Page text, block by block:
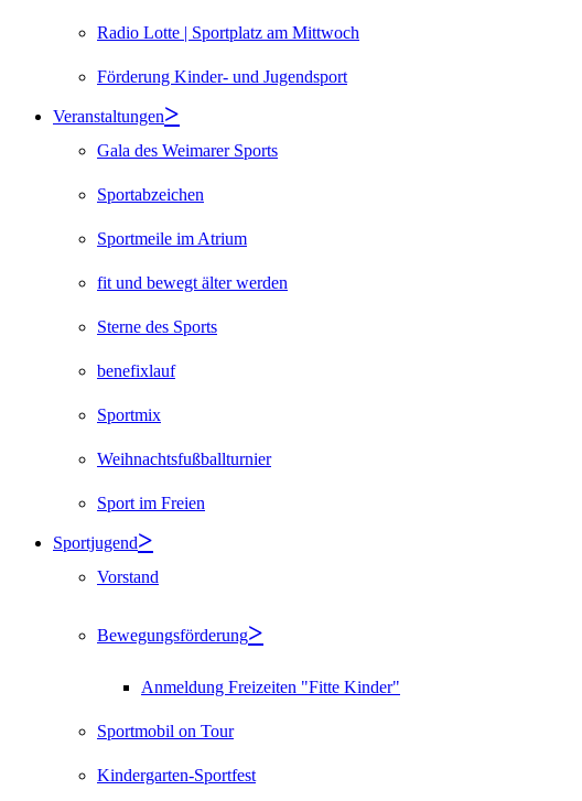
Radio Lotte | Sportplatz am Mittwoch
Förderung Kinder- und Jugendsport
Veranstaltungen
Gala des Weimarer Sports
Sportabzeichen
Sportmeile im Atrium
fit und bewegt älter werden
Sterne des Sports
benefixlauf
Sportmix
Weihnachtsfußballturnier
Sport im Freien
Sportjugend
Vorstand
Bewegungsförderung
Anmeldung Freizeiten "Fitte Kinder"
Sportmobil on Tour
Kindergarten-Sportfest